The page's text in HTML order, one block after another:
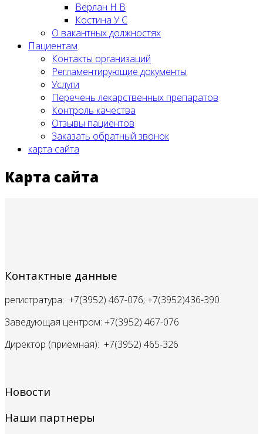
Верлан Н В
Костина У С
О вакантных должностях
Пациентам
Контакты организаций
Регламентирующие документы
Услуги
Перечень лекарственных препаратов
Контроль качества
Отзывы пациентов
Заказать обратный звонок
карта сайта
Карта сайта
Контактные данные
регистратура: +7(3952) 467-076; +7(3952)436-390
Заведующая центром: +7(3952) 467-076
Директор (приемная): +7(3952) 465-326
Новости
Наши партнеры